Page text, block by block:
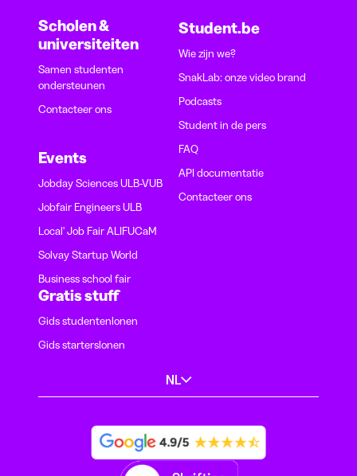
Scholen &
universiteiten
Samen studenten
ondersteunen
Contacteer ons
Events
Jobday Sciences ULB-VUB
Jobfair Engineers ULB
Local' Job Fair ALIFUCaM
Solvay Startup World
Business school fair
Student.be
Wie zijn we?
SnakLab: onze video brand
Podcasts
Student in de pers
FAQ
API documentatie
Contacteer ons
Gratis stuff
Gids studentenlonen
Gids starterslonen
NL